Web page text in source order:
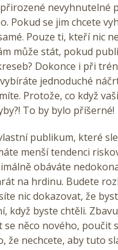
nevyhnutelné
Pokud se jim chcete
Pouze ti, kteří nic
může stát, pokud
Dokonce i při
jednoduché
Protože, co když vaši
To by bylo příšerné!
publikum, které
menší tendenci
obáváte
na hrdinu. Budete
nic dokazovat, že
když byste chtěli.
něco nového, poučit
že nechcete, aby tuto